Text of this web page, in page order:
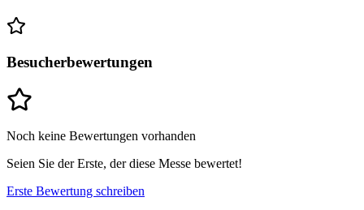
Besucherbewertungen
Noch keine Bewertungen vorhanden
Seien Sie der Erste, der diese Messe bewertet!
Erste Bewertung schreiben